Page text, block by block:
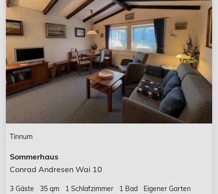
Tinnum
Sommerhaus
Conrad Andresen Wai 10
3 Gäste 35 qm 1 Schlafzimmer 1 Bad
Eigener Garten